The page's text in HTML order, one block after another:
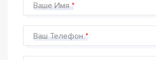
Ваше Имя
Ваш Телефон